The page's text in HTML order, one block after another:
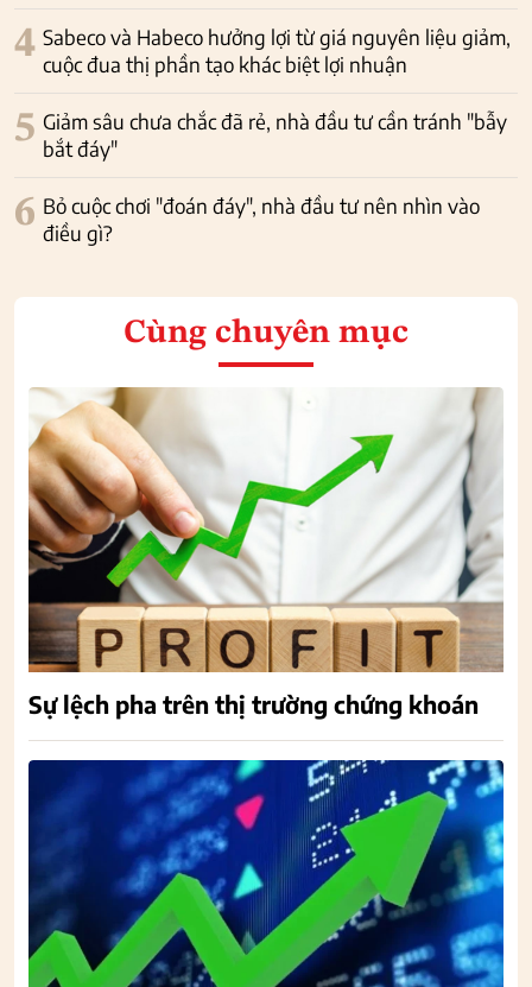
4 Sabeco và Habeco hưởng lợi từ giá nguyên liệu giảm,
cuộc đua thị phần tạo khác biệt lợi nhuận
5 Giảm sâu chưa chắc đã rẻ, nhà đầu tư cần tránh "bẫy
bắt đáy"
6 Bỏ cuộc chơi "đoán đáy", nhà đầu tư nên nhìn vào
điều gì?
Cùng chuyên mục
Sự lệch pha trên thị trường chứng khoán